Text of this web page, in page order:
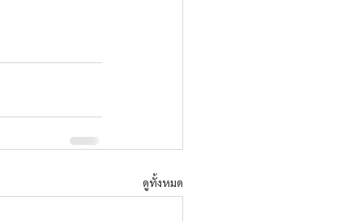
ดูทั้งหมด